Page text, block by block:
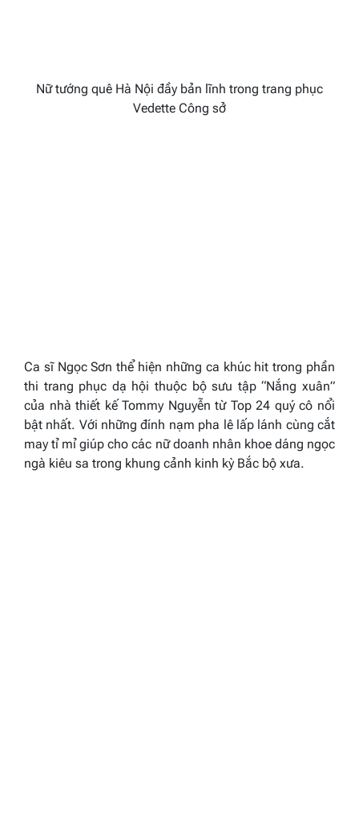
Nữ tướng quê Hà Nội đầy bản lĩnh trong trang phục
Vedette Công sở
Ca sĩ Ngọc Sơn thể hiện những ca khúc hit trong phần
thi trang phục dạ hội thuộc bộ sưu tập“Nắng xuân”
của nhà thiết kế Tommy Nguyễn từ Top 24 quý cô nổi
bật nhất. Với những đính nạm pha lê lấp lánh cùng cắt
may tỉ mỉ giúp cho các nữ doanh nhân khoe dáng ngọc
ngà kiêu sa trong khung cảnh kinh kỳ Bắc bộ xưa.